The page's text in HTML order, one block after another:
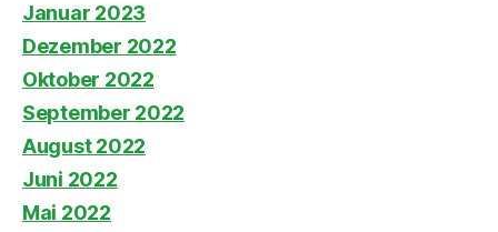
Januar 2023
Dezember 2022
Oktober 2022
September 2022
August 2022
Juni 2022
Mai 2022